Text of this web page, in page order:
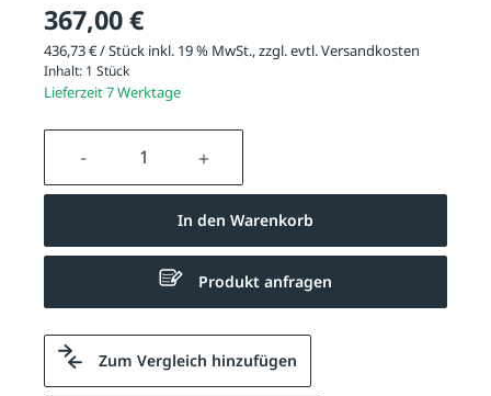
367,00 €
436,73 € / Stück inkl. 19 % MwSt., zzgl. evtl.Versandkosten
Inhalt: 1 Stück
Lieferzeit 7 Werktage
Produkt Anzahl: Gib den
In den Warenkorb
Produkt anfragen
Zum Vergleich hinzufügen